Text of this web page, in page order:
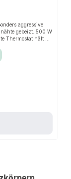
aggressive
gebeizt. 500 W
Thermostat hält die
zeigt
für Wand- oder
von einem